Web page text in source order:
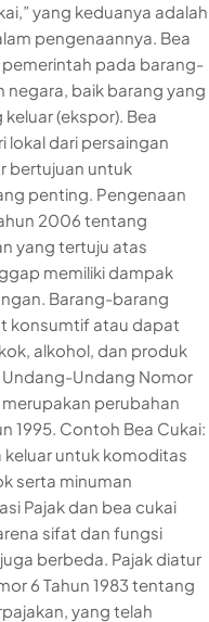
yang keduanya adalah
pengenaannya. Bea
pemerintah pada barang-
negara, baik barang yang
(ekspor). Bea
lokal dari persaingan
bertujuan untuk
penting. Pengenaan
2006 tentang
yang tertuju atas
memiliki dampak
Barang-barang
konsumtif atau dapat
alkohol, dan produk
Undang-Undang Nomor
merupakan perubahan
1995. Contoh Bea Cukai:
keluar untuk komoditas
serta minuman
Pajak dan bea cukai
sifat dan fungsi
berbeda. Pajak diatur
6 Tahun 1983 tentang
yang telah